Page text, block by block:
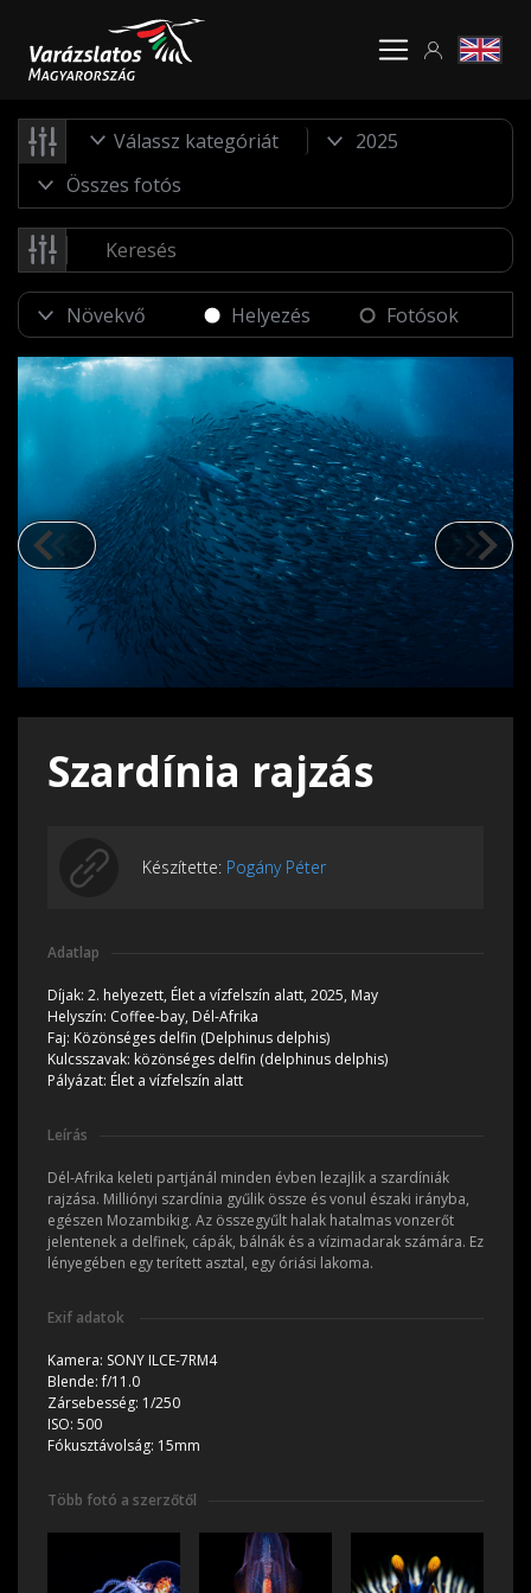
Válassz kategóriát
Helyezés Fotósok
Szardínia rajzás
Készítette: Pogány Péter
Adatlap
Díjak: 2. helyezett, Élet a vízfelszín alatt, 2025, May
Helyszín: Coffee-bay, Dél-Afrika
Faj: Közönséges delfin (Delphinus delphis)
Kulcsszavak: közönséges delfin (delphinus delphis)
Pályázat: Élet a vízfelszín alatt
Leírás
Dél-Afrika keleti partjánál minden évben lezajlik a szardíniák
rajzása. Milliónyi szardínia gyűlik össze és vonul északi irányba,
egészen Mozambikig. Az összegyűlt halak hatalmas vonzerőt
jelentenek a delfinek, cápák, bálnák és a vízimadarak számára. Ez
lényegében egy terített asztal, egy óriási lakoma.
Exif adatok
Kamera: SONY ILCE-7RM4
Blende:f/11.0
Zársebesség: 1/250
ISO: 500
Fókusztávolság: 15mm
Több fotó a szerzőtől